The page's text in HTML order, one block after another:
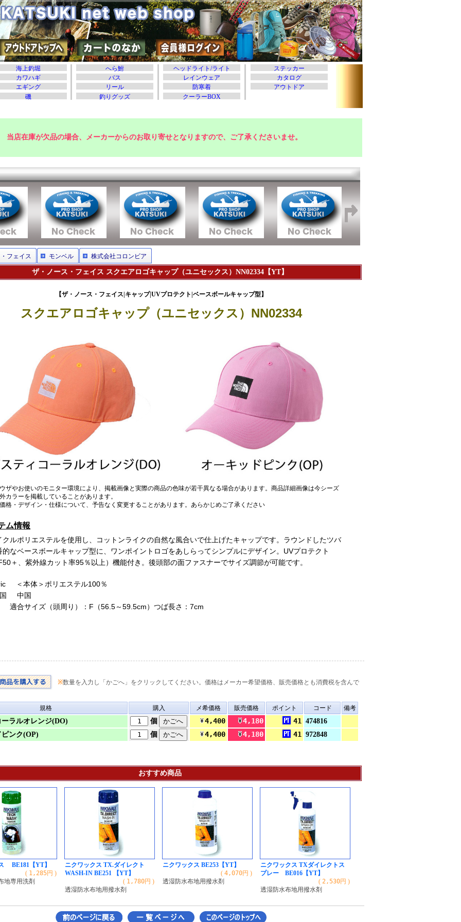
当店在庫が欠品の場合、メーカーからのお取り寄せとなりますので、ご了承くださいませ。
フェイス モンベル 株式会社コロンビア
ザ・ノース・フェイス スクエアロゴキャップ（ユニセックス）NN02334【YT】
【ザ・ノース・フェイス|キャップ|UVプロテクト|ベースボールキャップ型】
スクエアロゴキャップ（ユニセックス）NN02334
ザやお使いのモニター環境により、掲載画像と実際の商品の色味が若干異なる場合があります。商品詳細画像は今シーズ
カラーを掲載していることがあります。
格・デザイン・仕様について、予告なく変更することがあります。あらかじめご了承ください
ム情報
クルポリエステルを使用し、コットンライクの自然な風合いで仕上げたキャップです。ラウンドしたツバ
的なベースボールキャップ型に、ワンポイントロゴをあしらってシンプルにデザイン。UVプロテクト
＋、紫外線カット率95％以上）機能付き。後頭部の面ファスナーでサイズ調節が可能です。
＜本体＞ポリエステル100％
国 中国
適合サイズ（頭周り）：F（56.5～59.5cm）つば長さ：7cm
※数量を入力し「かごへ」をクリックしてください。価格はメーカー希望価格、販売価格とも消費税を含んで
規格 購入 メ希価格 販売価格 ポイント コード 備考
ラルオレンジ(DO) 個 4,400 4,180 41
474816
ンク(OP)
個 4,400 4,180 41 972848
おすすめ商品
BE181【YT】
( 1,285円 )
地専用洗剤
ニクワックス TX.ダイレクト
WASH-IN BE251 【YT】
( 1,780円 )
透湿防水布地用撥水剤
ニクワックス BE253【YT】
( 4,070円 )
透湿防水布地用撥水剤
ニクワックス TXダイレクトス
プレー BE016【YT】
( 2,530円 )
透湿防水布地用撥水剤